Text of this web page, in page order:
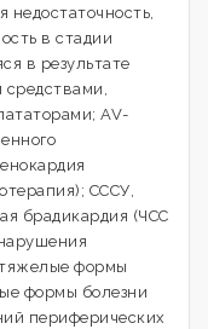
недостаточность,
в стадии
в результате
AV-
СССУ,
брадикардия (ЧСС
формы
формы болезни
периферических